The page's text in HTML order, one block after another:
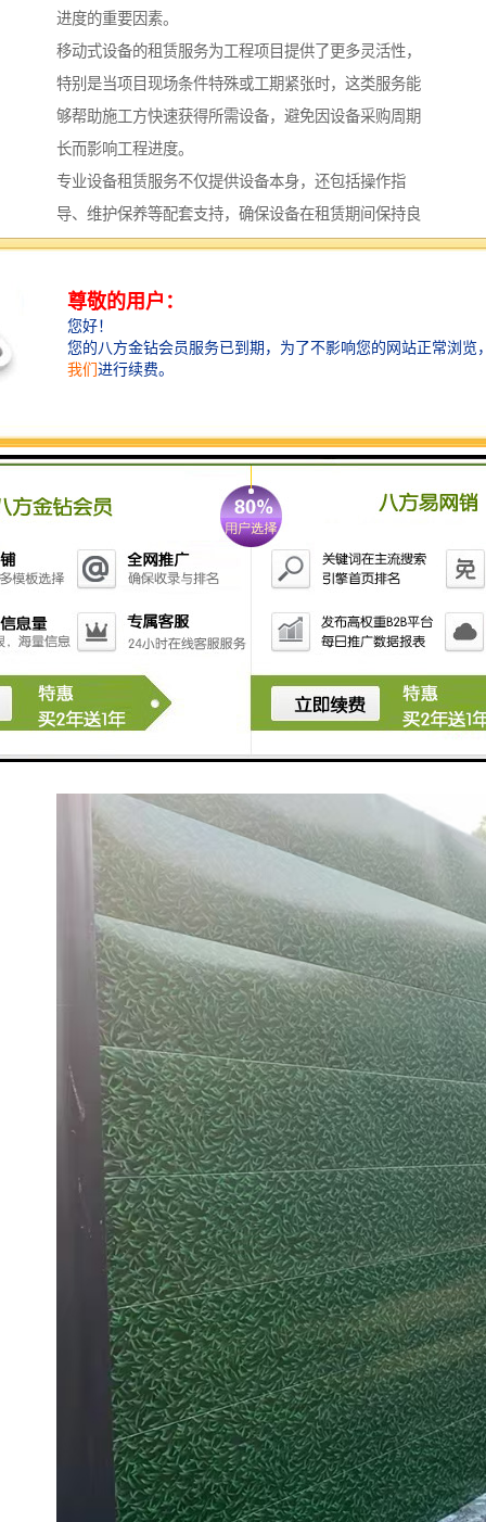
进度的重要因素。
移动式设备的租赁服务为工程项目提供了更多灵活性，
特别是当项目现场条件特殊或工期紧张时，这类服务能
够帮助施工方快速获得所需设备，避免因设备采购周期
长而影响工程进度。
专业设备租赁服务不仅提供设备本身，还包括操作指
导、维护保养等配套支持，确保设备在租赁期间保持良
好工作状态，为客户创造更大价值。